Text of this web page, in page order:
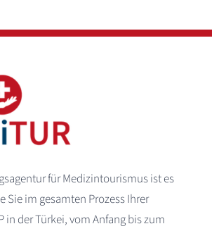
für Medizintourismus ist es
Sie im gesamten Prozess Ihrer
in der Türkei, vom Anfang bis zum